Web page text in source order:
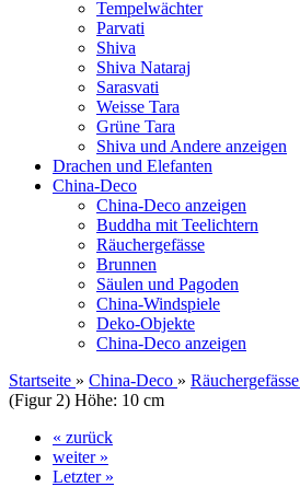
Tempelwächter
Parvati
Shiva
Shiva Nataraj
Sarasvati
Weisse Tara
Grüne Tara
Shiva und Andere anzeigen
Drachen und Elefanten
China-Deco
China-Deco anzeigen
Buddha mit Teelichtern
Räuchergefässe
Brunnen
Säulen und Pagoden
China-Windspiele
Deko-Objekte
China-Deco anzeigen
Startseite » China-Deco » Räuchergefässe
(Figur 2) Höhe: 10 cm
« zurück
weiter »
Letzter »